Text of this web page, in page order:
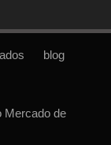
blog
Mercado de